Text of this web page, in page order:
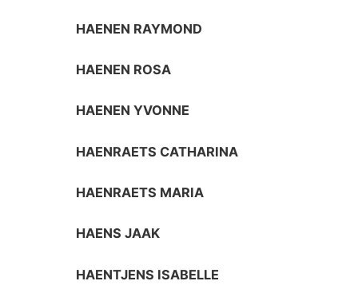
HAENEN RAYMOND
HAENEN ROSA
HAENEN YVONNE
HAENRAETS CATHARINA
HAENRAETS MARIA
HAENS JAAK
HAENTJENS ISABELLE